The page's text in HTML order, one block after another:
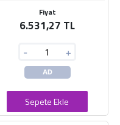
Fiyat
6.531,27 TL
- +
AD
Sepete Ekle